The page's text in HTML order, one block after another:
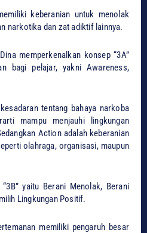
keberanian untuk menolak
narkotika dan zat adiktif lainnya.
memperkenalkan konsep “3A”
bagi pelajar, yakni Awareness,
tentang bahaya narkoba
mampu menjauhi lingkungan
Action adalah keberanian
olahraga, organisasi, maupun
yaitu Berani Menolak, Berani
Lingkungan Positif.
memiliki pengaruh besar